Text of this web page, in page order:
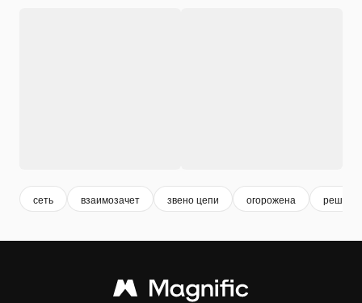
сеть взаимозачет звено цепи огорожена решетка